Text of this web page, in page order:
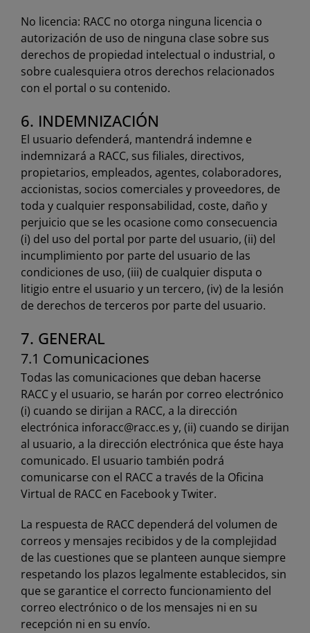
No licencia: RACC no otorga ninguna licencia o
autorización de uso de ninguna clase sobre sus
derechos de propiedad intelectual o industrial, o
sobre cualesquiera otros derechos relacionados
con el portal o su contenido.
6. INDEMNIZACIÓN
El usuario defenderá, mantendrá indemne e
indemnizará a RACC, sus filiales, directivos,
propietarios, empleados, agentes, colaboradores,
accionistas, socios comerciales y proveedores, de
toda y cualquier responsabilidad, coste, daño y
perjuicio que se les ocasione como consecuencia
(i) del uso del portal por parte del usuario, (ii) del
incumplimiento por parte del usuario de las
condiciones de uso, (iii) de cualquier disputa o
litigio entre el usuario y un tercero, (iv) de la lesión
de derechos de terceros por parte del usuario.
7. GENERAL
7.1 Comunicaciones
Todas las comunicaciones que deban hacerse
RACC y el usuario, se harán por correo electrónico
(i) cuando se dirijan a RACC, a la dirección
electrónica inforacc@racc.es y, (ii) cuando se dirijan
al usuario, a la dirección electrónica que éste haya
comunicado. El usuario también podrá
comunicarse con el RACC a través de la Oficina
Virtual de RACC en Facebook y Twiter.
La respuesta de RACC dependerá del volumen de
correos y mensajes recibidos y de la complejidad
de las cuestiones que se planteen aunque siempre
respetando los plazos legalmente establecidos, sin
que se garantice el correcto funcionamiento del
correo electrónico o de los mensajes ni en su
recepción ni en su envío.